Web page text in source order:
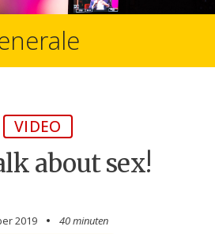
VIDEO
about sex!
2019 40 minuten